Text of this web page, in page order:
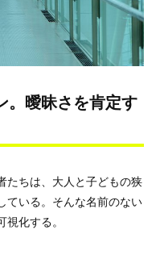
。曖昧さを肯定す
たちは、大人と子どもの狭
ている。そんな名前のない
化する。